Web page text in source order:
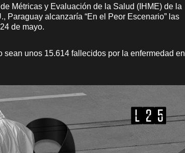
Métricas y Evaluación de la Salud (IHME) de la
Paraguay alcanzaría “En el Peor Escenario” las
de mayo.
unos 15.614 fallecidos por la enfermedad en